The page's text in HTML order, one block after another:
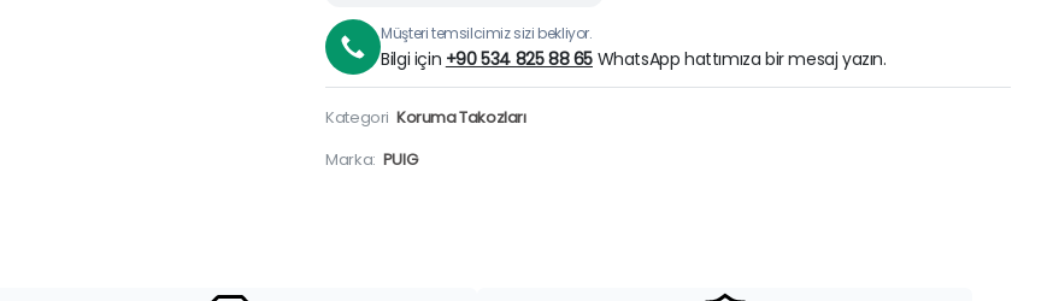
Müşteri temsilcimiz sizi bekliyor.
Bilgi için +90 534 825 88 65 WhatsApp hattımıza bir mesaj yazın.
Kategori Koruma Takozları
Marka: PUIG